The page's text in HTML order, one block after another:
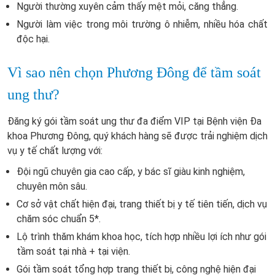
Người thường xuyên cảm thấy mệt mỏi, căng thẳng.
Người làm việc trong môi trường ô nhiễm, nhiều hóa chất
độc hại.
Vì sao nên chọn Phương Đông để tầm soát
ung thư?
Đăng ký gói tầm soát ung thư đa điểm VIP tại Bệnh viện Đa
khoa Phương Đông, quý khách hàng sẽ được trải nghiệm dịch
vụ y tế chất lượng với:
Đội ngũ chuyên gia cao cấp, y bác sĩ giàu kinh nghiệm,
chuyên môn sâu.
Cơ sở vật chất hiện đại, trang thiết bị y tế tiên tiến, dịch vụ
chăm sóc chuẩn 5*.
Lộ trình thăm khám khoa học, tích hợp nhiều lợi ích như gói
tầm soát tại nhà + tại viện.
Gói tầm soát tổng hợp trang thiết bị, công nghệ hiện đại